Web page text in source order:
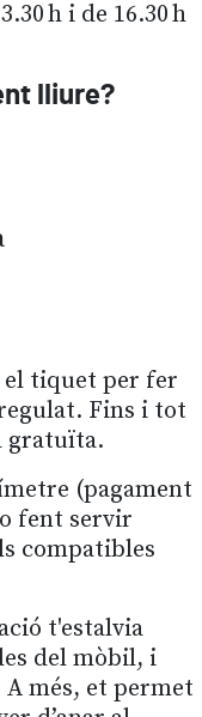
h i de 16.30 h
lliure?
tiquet per fer
Fins i tot
gratuïta.
(pagament
fent servir
compatibles
t'estalvia
del mòbil, i
A més, et permet